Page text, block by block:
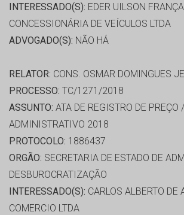
INTERESSADO(S): EDER UILSON
CONCESSIONÁRIA DE VEÍCULOS LTDA
ADVOGADO(S): NÃO HÁ
RELATOR: CONS. OSMAR DOMINGUES
PROCESSO: TC/1271/2018
ASSUNTO: ATA DE REGISTRO DE PREÇO /
ADMINISTRATIVO 2018
PROTOCOLO: 1886437
ORGÃO: SECRETARIA DE ESTADO DE
DESBUROCRATIZAÇÃO
INTERESSADO(S): CARLOS ALBERTO DE
COMERCIO LTDA